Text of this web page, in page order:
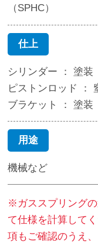
（SPHC）
仕上
シリンダー ： 塗装
ピストンロッド ：
ブラケット ： 塗装
用途
機械など
※ガススプリング
て仕様を計算して
項もご確認のうえ